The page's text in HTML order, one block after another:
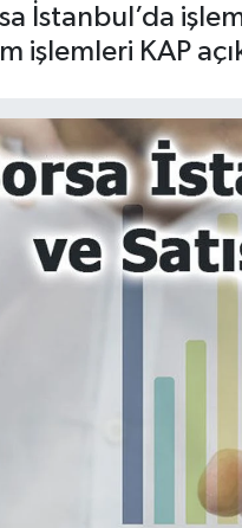
İstanbul’da
işlemleri KAP